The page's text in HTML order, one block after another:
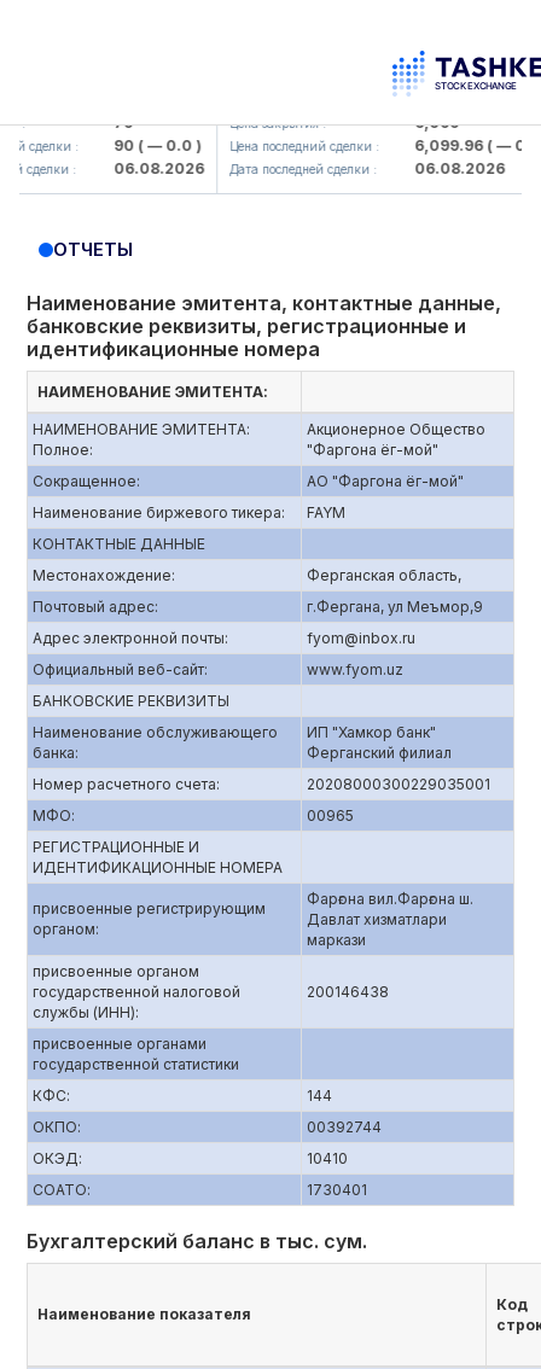
79
: ( — 0.0 )
: 06.08.2026
UZMK (<O'zmetkombinat> AJ)
Цена закрытия : 6,099
Цена последний сделки : 6,099.96( — 0.0 )
Дата последней сделки : 06.08.2026
ОТЧЕТЫ
Наименование эмитента, контактные данные,
банковские реквизиты, регистрационные и
идентификационные номера
НАИМЕНОВАНИЕ ЭМИТЕНТА:
НАИМЕНОВАНИЕ ЭМИТЕНТА:
Полное:
Акционерное Общество
"Фаргона ёг-мой"
Сокращенное:
АО "Фаргона ёг-мой"
Наименование биржевого тикера:
FAYM
КОНТАКТНЫЕ ДАННЫЕ
Местонахождение:
Ферганская область,
Почтовый адрес:
г.Фергана, ул Меъмор,9
Адрес электронной почты:
fyom@inbox.ru
Официальный веб-сайт:
www.fyom.uz
БАНКОВСКИЕ РЕКВИЗИТЫ
Наименование обслуживающего
банка:
ИП "Хамкор банк"
Ферганский филиал
Номер расчетного счета:
20208000300229035001
МФО:
00965
РЕГИСТРАЦИОННЫЕ И
ИДЕНТИФИКАЦИОННЫЕ НОМЕРА
присвоенные регистрирующим
органом:
Фарғона вил.Фарғона ш.
Давлат хизматлари
маркази
присвоенные органом
государственной налоговой
службы (ИНН):
200146438
присвоенные органами
государственной статистики
КФС:
144
ОКПО:
00392744
ОКЭД:
10410
СОАТО:
1730401
Бухгалтерский баланс в тыс. сум.
Наименование показателя
Код